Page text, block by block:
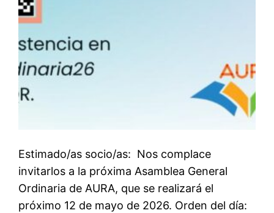
Estimado/as socio/as: Nos complace
invitarlos a la próxima Asamblea General
Ordinaria de AURA, que se realizará el
próximo 12 de mayo de 2026. Orden del día: